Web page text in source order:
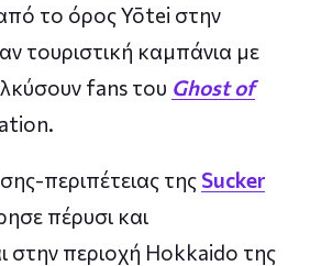
το όρος Yōtei στην
τουριστική καμπάνια με
fans του Ghost of
περιπέτειας της Sucker
πέρυσι και
στην περιοχή Hokkaido της